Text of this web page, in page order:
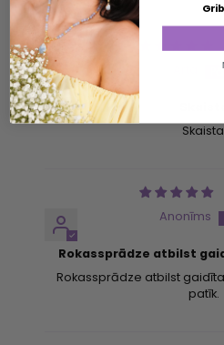
Anonīms
Rokassprādze atbilst
Rokassprādze atbilst
patīk.
Log in to your account to add
and view your previously
Login